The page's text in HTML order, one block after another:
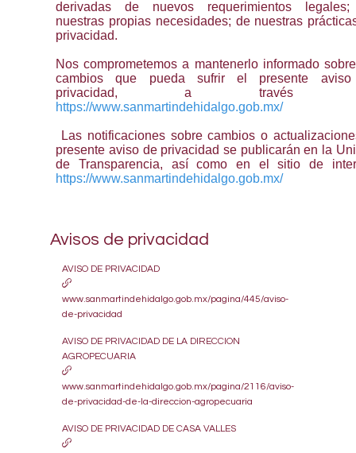
derivadas de nuevos requerimientos
nuestras propias necesidades; de nuestras
privacidad.
Nos comprometemos a mantenerlo informado
cambios que pueda sufrir el presente
privacidad, a través
https://www.sanmartindehidalgo.gob.mx/
Las notificaciones sobre cambios o
presente aviso de privacidad se publicarán en la
de Transparencia, así como en el sitio de
https://www.sanmartindehidalgo.gob.mx/
Avisos de privacidad
AVISO DE PRIVACIDAD
www.sanmartindehidalgo.gob.mx/pagina/445/aviso-
de-privacidad
AVISO DE PRIVACIDAD DE LA DIRECCION
AGROPECUARIA
www.sanmartindehidalgo.gob.mx/pagina/2116/aviso-
de-privacidad-de-la-direccion-agropecuaria
AVISO DE PRIVACIDAD DE CASA VALLES